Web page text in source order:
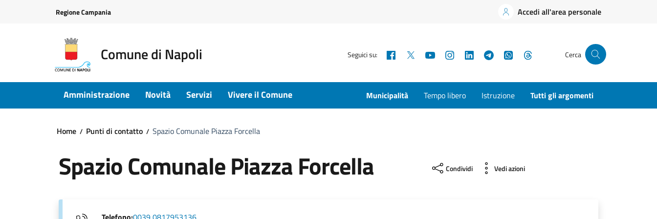
Regione Campania Accedi all'area personale
Comune di Napoli Seguici su: Facebook YouTubeInstagramLinkedInTelegramWhatsApp Cerca
Amministrazione Novità Servizi Vivere il Comune Municipalità Tempo libero Istruzione Tutti gli argomenti
Home Punti di contatto Spazio Comunale Piazza Forcella
Spazio Comunale Piazza Forcella Condividi Vedi azioni